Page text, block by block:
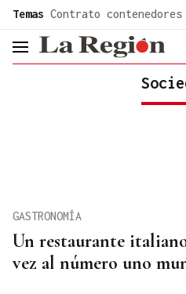
Temas Contrato contenedores
header.menu.open
Un restaurante
vez al número uno
GASTRONOMÍA